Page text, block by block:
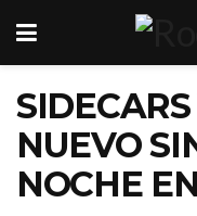
NUEVO
NOCHE